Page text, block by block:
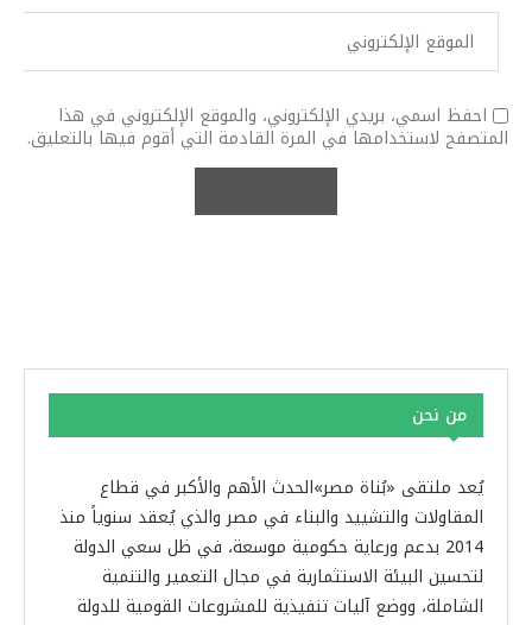
احفظ اسمي، بريدي الإلكتروني، والموقع الإلكتروني في هذا
المتصفح لاستخدامها في المرة القادمة التي أقوم فيها بالتعليق.
من نحن
يُعد ملتقى «بُناة مصر»الحدث الأهم والأكبر في قطاع
المقاولات والتشييد والبناء في مصر والذي يُعقد سنوياً منذ
2014 بدعم ورعاية حكومية موسعة، في ظل سعي الدولة
لتحسين البيئة الاستثمارية في مجال التعمير والتنمية
الشاملة، ووضع آليات تنفيذية للمشروعات القومية للدولة